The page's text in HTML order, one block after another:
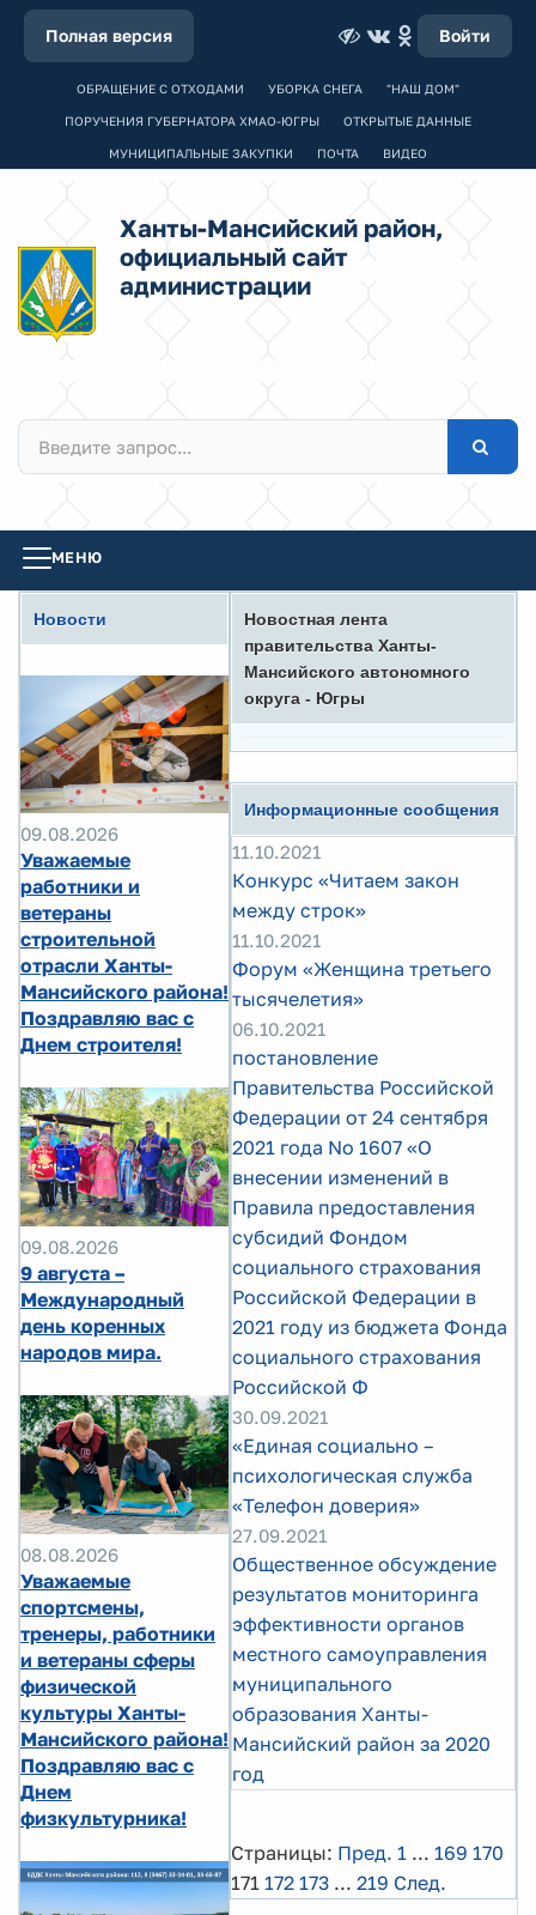
Полная версия Войти
ОБРАЩЕНИЕ С ОТХОДАМИ УБОРКА СНЕГА "НАШ ДОМ"
ПОРУЧЕНИЯ ГУБЕРНАТОРА ХМАО-ЮГРЫ ОТКРЫТЫЕ ДАННЫЕ
МУНИЦИПАЛЬНЫЕ ЗАКУПКИ ПОЧТА ВИДЕО
Ханты-Мансийский район,
официальный сайт
администрации
МЕНЮ
Новости
09.08.2026
Уважаемые
работники и
ветераны
строительной
отрасли Ханты-
Мансийского района!
Поздравляю вас с
Днем строителя!
09.08.2026
9 августа –
Международный
день коренных
народов мира.
08.08.2026
Уважаемые
спортсмены,
тренеры, работники
и ветераны сферы
физической
культуры Ханты-
Мансийского района!
Поздравляю вас с
Днем
физкультурника!
Новостная лента
правительства Ханты-
Мансийского автономного
округа - Югры
Информационные сообщения
11.10.2021
Конкурс «Читаем закон
между строк»
11.10.2021
Форум «Женщина третьего
тысячелетия»
06.10.2021
постановление
Правительства Российской
Федерации от 24 сентября
2021 года No 1607 «О
внесении изменений в
Правила предоставления
субсидий Фондом
социального страхования
Российской Федерации в
2021 году из бюджета Фонда
социального страхования
Российской Ф
30.09.2021
«Единая социально –
психологическая служба
«Телефон доверия»
27.09.2021
Общественное обсуждение
результатов мониторинга
эффективности органов
местного самоуправления
муниципального
образования Ханты-
Мансийский район за 2020
год
Страницы: Пред. 1 ... 169 170
171 172 173 ... 219 След.